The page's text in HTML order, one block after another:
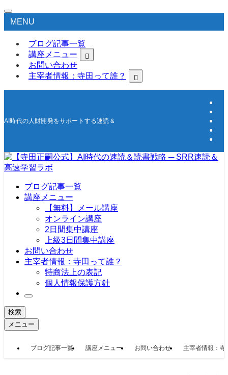
MENU
ブログ記事一覧
講座メニュー
お問い合わせ
主宰者情報：寺田って誰？
AI時代の人財開発をサポートする速読＆高速学習の研究所
ブログ記事一覧
講座メニュー
【無料】メール講座
オンライン講座
2日間集中講座
上級3日間集中講座
お問い合わせ
主宰者情報：寺田って誰？
特商法上の表記
個人情報保護方針
検索
メニュー
ブログ記事一覧 講座メニュー お問い合わせ 主宰者情報：寺